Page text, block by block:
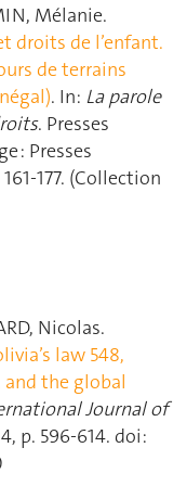
Mélanie.
droits de l’enfant.
de terrains
. In: La parole
. Presses
: Presses
(Collection
Nicolas.
law 548,
the global
Journal of
p. 596‑614. doi: